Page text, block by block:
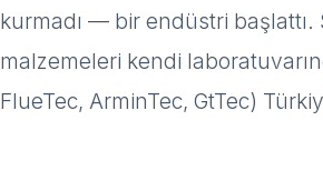
kurmadı — bir endüstri
malzemeleri kendi
FlueTec, ArminTec, GtTec)